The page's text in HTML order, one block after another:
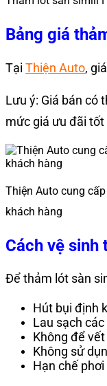
Bảng giá
Tại Thiện Auto,
Lưu ý: Giá bán có
mức giá ưu đãi tốt
Thiện Auto cung
khách hàng
Cách vệ sinh
Để thảm lót sàn
Hút bụi định
Lau sạch
Không để
Không sử
Hạn chế